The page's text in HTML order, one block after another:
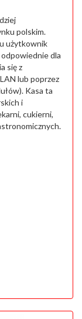
polskim.
użytkownik
dla
się z
lub poprzez
Kasa ta
i
cukierni,